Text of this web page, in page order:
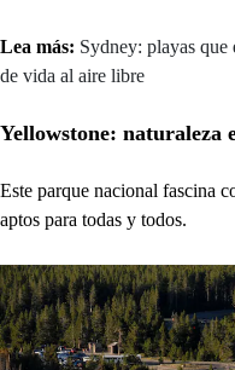
Lea más: Sydney: playas que
de vida al aire libre
Yellowstone: naturaleza
Este parque nacional fascina
aptos para todas y todos.